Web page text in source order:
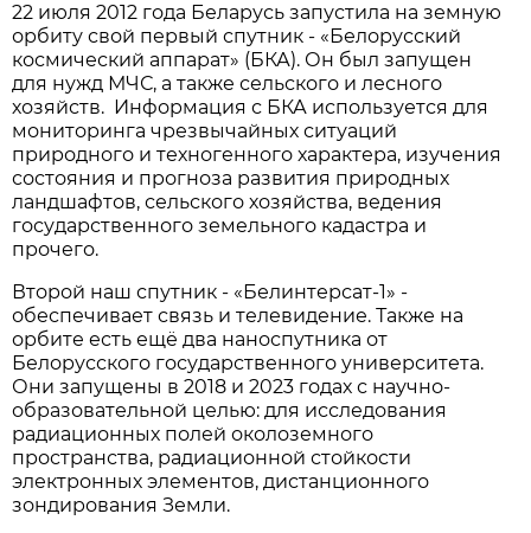
22 июля 2012 года Беларусь запустила на земную
орбиту свой первый спутник - «Белорусский
космический аппарат» (БКА). Он был запущен
для нужд МЧС, а также сельского и лесного
хозяйств. Информация с БКА используется для
мониторинга чрезвычайных ситуаций
природного и техногенного характера, изучения
состояния и прогноза развития природных
ландшафтов, сельского хозяйства, ведения
государственного земельного кадастра и
прочего.
Второй наш спутник - «Белинтерсат-1» -
обеспечивает связь и телевидение. Также на
орбите есть ещё два наноспутника от
Белорусского государственного университета.
Они запущены в 2018 и 2023 годах с научно-
образовательной целью: для исследования
радиационных полей околоземного
пространства, радиационной стойкости
электронных элементов, дистанционного
зондирования Земли.